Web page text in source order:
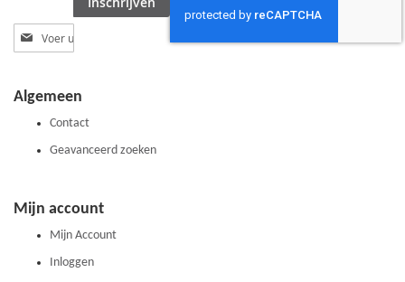
Abonneer
u
nieuwsbrief
Algemeen
Contact
Geavanceerd zoeken
Mijn account
Mijn Account
Inloggen